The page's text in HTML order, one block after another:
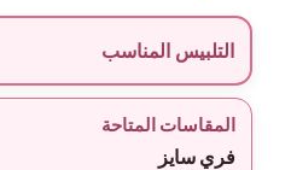
التلبيس المناسب
المقاسات المتاحة
فري سايز